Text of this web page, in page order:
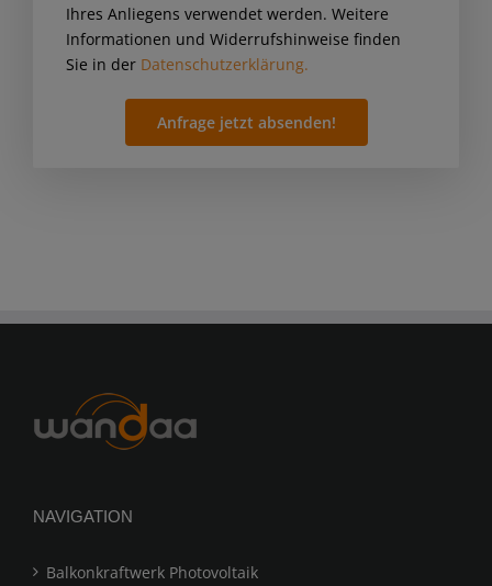
Ihres Anliegens verwendet werden. Weitere
Informationen und Widerrufshinweise finden
Sie in der Datenschutzerklärung.
NAVIGATION
Balkonkraftwerk Photovoltaik